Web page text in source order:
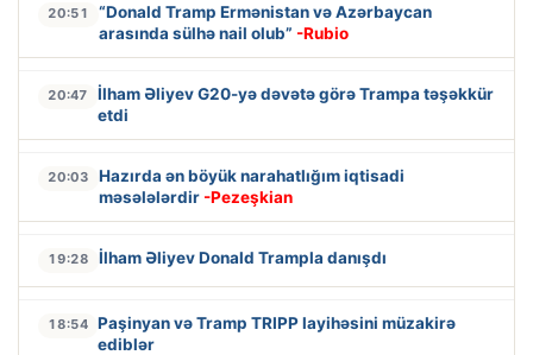
20:51
“Donald Tramp Ermənistan və Azərbaycan
arasında sülhə nail olub” -Rubio
20:47
İlham Əliyev G20-yə dəvətə görə Trampa təşəkkür
etdi
20:03
Hazırda ən böyük narahatlığım iqtisadi
məsələlərdir -Pezeşkian
19:28 İlham Əliyev Donald Trampla danışdı
18:54 Paşinyan və Tramp TRIPP layihəsini müzakirə
ediblər